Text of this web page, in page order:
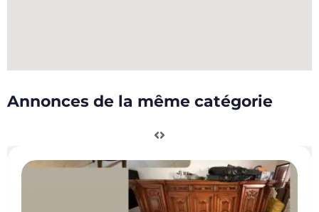
Annonces de la même catégorie